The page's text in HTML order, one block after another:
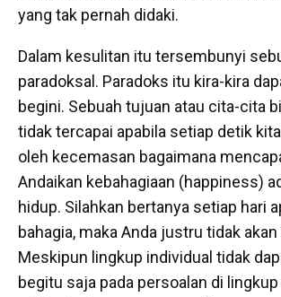
yang tak pernah didaki.
Dalam kesulitan itu tersembunyi
paradoksal. Paradoks itu kira-kira
begini. Sebuah tujuan atau cita-cita
tidak tercapai apabila setiap detik
oleh kecemasan bagaimana
Andaikan kebahagiaan (happiness)
hidup. Silahkan bertanya setiap hari
bahagia, maka Anda justru tidak akan
Meskipun lingkup individual tidak
begitu saja pada persoalan di